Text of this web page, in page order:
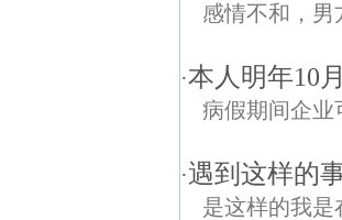
感情不和，
·本人明年10
病假期间企业
·遇到这样的
是这样的我